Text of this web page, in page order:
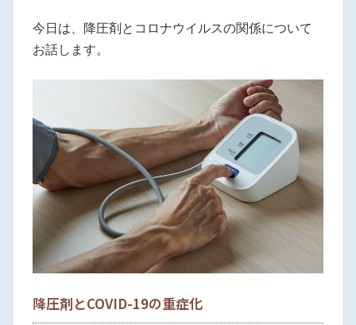
今日は、降圧剤とコロナウイルスの関係について
お話します。
降圧剤とCOVID-19の重症化